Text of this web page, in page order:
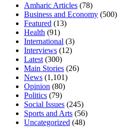
Amharic Articles (78)
Business and Economy (500)
Featured (13)
Health (91)
International (3)
Interviews (12)
Latest (300)
Main Stories (26)
News (1,101)
Opinion (80)
Politics (79)
Social Issues (245)
Sports and Arts (56)
Uncategorized (48)